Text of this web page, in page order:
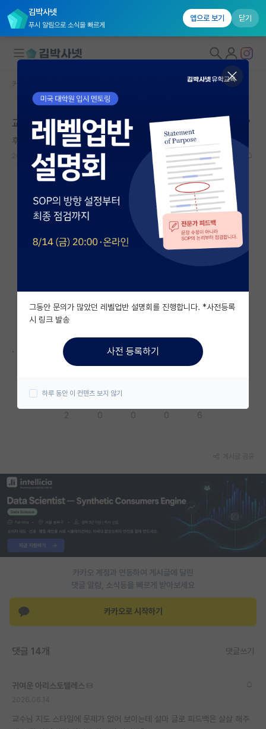
김박사넷
푸시 알림으로 소식을 빠르게
앱으로 보기 닫기
대학원생 모집
국내대학원 정보
연구실&오픈랩
커뮤니티
커뮤니티 홈
전체글보기
베스트 게시판
자유 게시판(아무개랩)
미국 유학 게시판
미국 대학원 합격 후기 게시판
대학원생 모집 게시판
연구실(PI) 홍보 게시판
학부 인턴 게시판
취업 게시판
임용 후기 게시판
PI 전용 게시판
인문사회 계열 게시판
특수/전문대학원 게시판
반도체/AI 게시판
장학금/장학생 게시판
커리어
커뮤니티 홈
교수님 지도 스타일에 대한 의견을 표출해도 되는걸까요?
후회하는 프리모 레비
2026.06.14 14 2147
.
카카오 계정과 연동하여 게시글에 달린
댓글 알람, 소식등을 빠르게 받아보세요
카카오로 시작하기
댓글 14개 댓글쓰기
귀여운 아리스토텔레스
교수님 지도 스타일에 문제가 없어 보이는데 설마 글로 피드백은 살살 해주
그동안 문의가 많았던 레벨업반 설명회를 진행합니다. *사전등록
시 링크 발송
사전 등록하기
하루 동안 이 컨텐츠 보지 않기